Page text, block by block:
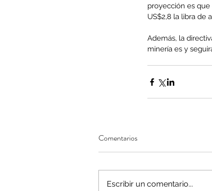
Our Recent Posts
Minería del cobre
menor producción
inversión y eficiencia
proyección es
US$2,8 la libra de
Además, la
minería es y
Comentarios
Escribir un comentario...